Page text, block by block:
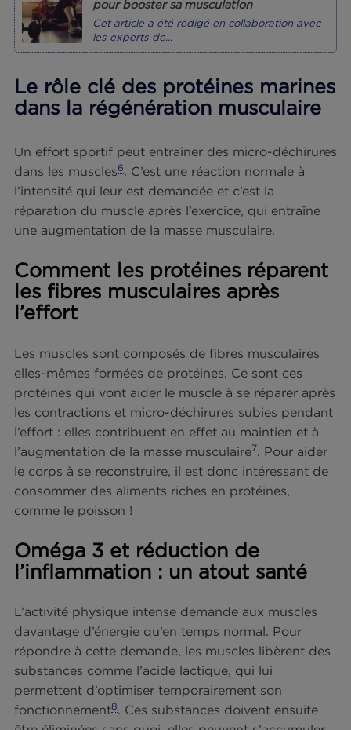
pourraient également aider à diminuer les
après l’entrainement45.
Détaillons ensemble ces qualités nutritionnelles
font des poissons, et notamment des poissons
de véritables alliés pour les sportifs.
">
pour booster sa musculation
Cet article a été rédigé en collaboration
les experts de...
dans la régénération
Un effort sportif peut entraîner des micro-
dans les muscles
. C’est une réaction normale à
l’intensité qui leur est demandée et c’est la
réparation du muscle après l’exercice, qui
une augmentation de la masse musculaire.
Comment les protéines
les fibres musculaires après
l’effort
Les muscles sont composés de fibres
elles-mêmes formées de protéines. Ce sont ces
les contractions et micro-déchirures subies
l’effort : elles contribuent en effet au maintien et
l’augmentation de la masse musculaire7. Pour
le corps à se reconstruire, il est donc intéressant
consommer des aliments riches en protéines,
comme le poisson !